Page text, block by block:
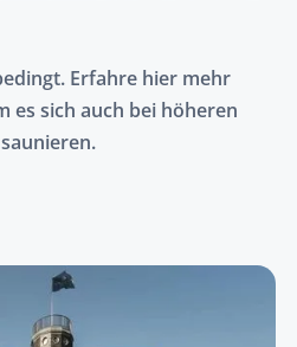
Erfahre hier mehr
es sich auch bei höheren